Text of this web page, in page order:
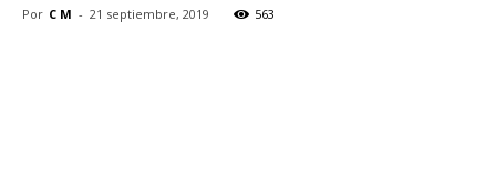
Por C M - 21 septiembre, 2019 563